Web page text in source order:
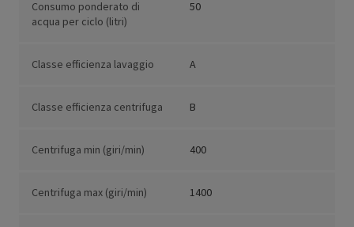
Consumo ponderato di
acqua per ciclo (litri)
50
Classe efficienza lavaggio A
Classe efficienza centrifuga B
Centrifuga min (giri/min) 400
Centrifuga max (giri/min) 1400